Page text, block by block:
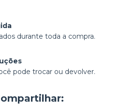
durante toda a compra.
pode trocar ou devolver.